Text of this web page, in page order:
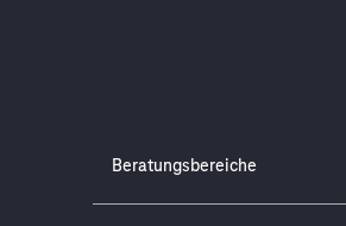
Beratungsbereiche